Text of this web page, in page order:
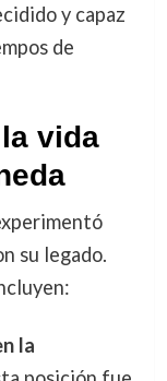
y capaz
de
vida
su legado.
la